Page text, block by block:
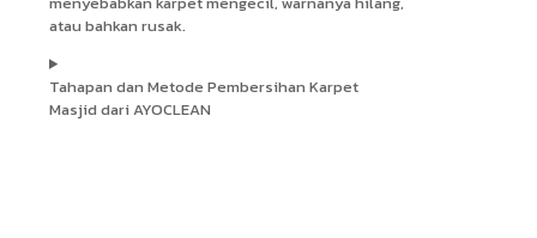
atau bahkan rusak.
Tahapan dan Metode Pembersihan Karpet
Masjid dari AYOCLEAN